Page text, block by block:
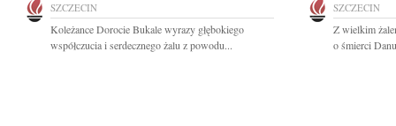
SZCZECIN
Koleżance Dorocie Bukale wyrazy głębokiego
współczucia i serdecznego żalu z powodu...
SZCZECIN
Z wielkim
o śmierci